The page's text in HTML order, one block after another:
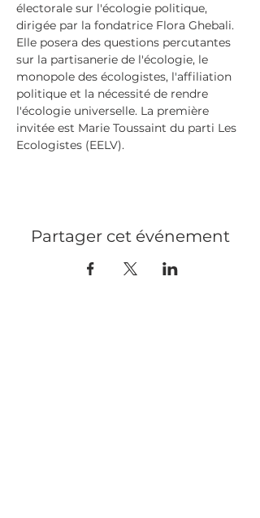
électorale sur l'écologie politique,
dirigée par la fondatrice Flora Ghebali.
Elle posera des questions percutantes
sur la partisanerie de l'écologie, le
monopole des écologistes, l'affiliation
politique et la nécessité de rendre
l'écologie universelle. La première
invitée est Marie Toussaint du parti Les
Ecologistes (EELV).
Partager cet événement